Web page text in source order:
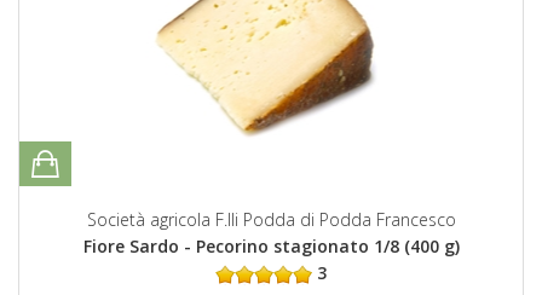
Società agricola F.lli Podda di Podda Francesco
Fiore Sardo - Pecorino stagionato 1/8 (400 g)
3